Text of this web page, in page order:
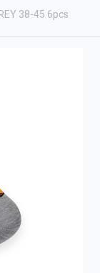
38-45 6pcs